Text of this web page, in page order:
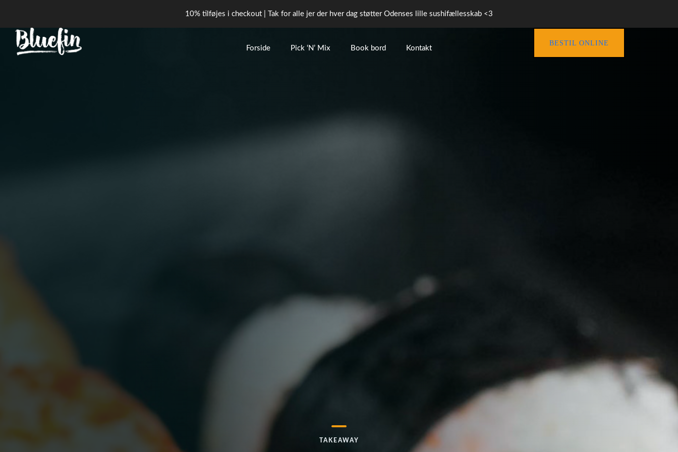
Forside Pick ‘N’ Mix Book bord Kontakt
BESTIL ONLINE
TAKEAWAY
10% tilføjes i checkout | Tak for alle jer der hver dag støtter Odenses lille sushifællesskab <3